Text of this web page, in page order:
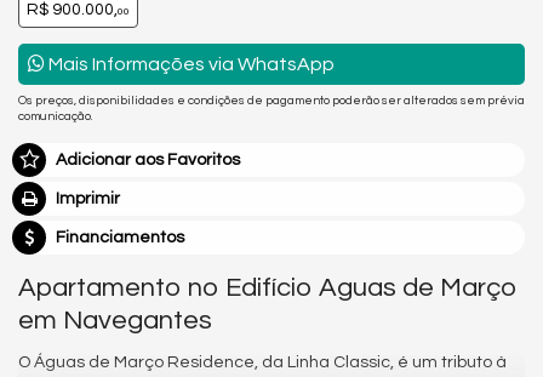
R$ 900.000,00
Mais Informações via WhatsApp
Os preços, disponibilidades e condições de pagamento poderão ser alterados sem prévia
comunicação.
Adicionar aos Favoritos
Imprimir
Financiamentos
Apartamento no Edifício Aguas de Março
em Navegantes
O Águas de Março Residence, da Linha Classic, é um tributo à